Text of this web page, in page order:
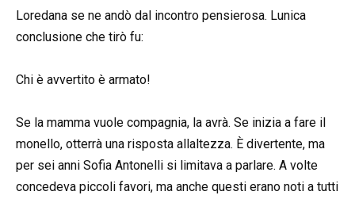
Loredana se ne andò dal incontro pensierosa. Lunica
conclusione che tirò fu:
Chi è avvertito è armato!
Se la mamma vuole compagnia, la avrà. Se inizia a fare il
monello, otterrà una risposta allaltezza. È divertente, ma
per sei anni Sofia Antonelli si limitava a parlare. A volte
concedeva piccoli favori, ma anche questi erano noti a tutti